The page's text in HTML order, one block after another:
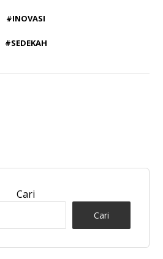
#INOVASI
#SEDEKAH
Cari
Cari